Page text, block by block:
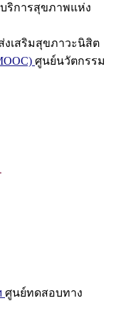
ริการสุขภาพแห่ง
งเสริมสุขภาวะนิสิต
ศูนย์นวัตกรรม
ศูนย์ทดสอบทาง